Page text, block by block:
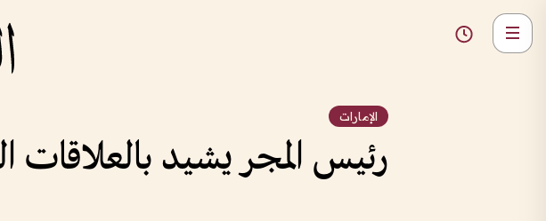
الإمارات
رئيس المجر يشيد بالعلاقات